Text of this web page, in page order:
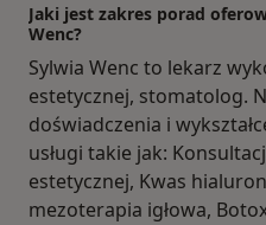
Jaki jest zakres porad
Wenc?
Sylwia Wenc to lekarz
estetycznej, stomatolog.
doświadczenia i
usługi takie jak:
estetycznej, Kwas
mezoterapia igłowa,